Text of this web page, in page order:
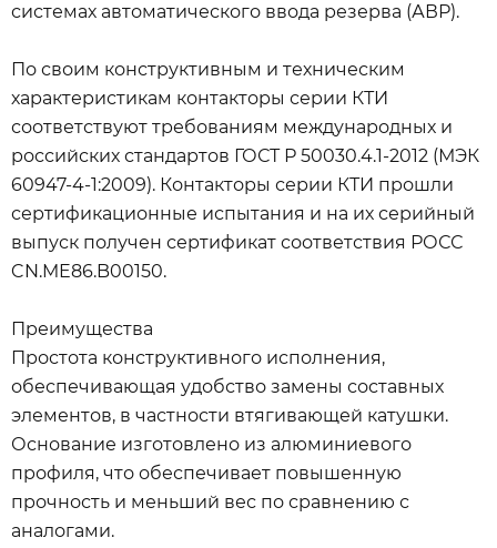
системах автоматического ввода резерва (АВР).
По своим конструктивным и техническим
характеристикам контакторы серии КТИ
соответствуют требованиям международных и
российских стандартов ГОСТ Р 50030.4.1-2012 (МЭК
60947-4-1:2009). Контакторы серии КТИ прошли
сертификационные испытания и на их серийный
выпуск получен сертификат соответствия РОСС
CN.ME86.B00150.
Преимущества
Простота конструктивного исполнения,
обеспечивающая удобство замены составных
элементов, в частности втягивающей катушки.
Основание изготовлено из алюминиевого
профиля, что обеспечивает повышенную
прочность и меньший вес по сравнению с
аналогами.